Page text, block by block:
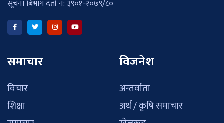
सूचना बिभाग दर्ता नं: ३९०१-२०७९/८०
समाचार
विचार
शिक्षा
विजनेश
अन्तर्वाता
अर्थ / कृषि समाचार